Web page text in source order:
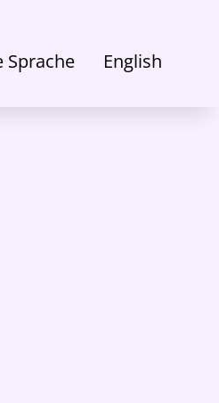
Sprache English